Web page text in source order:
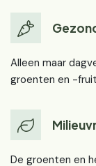
Alleen maar
groenten en -fruit
De groenten en